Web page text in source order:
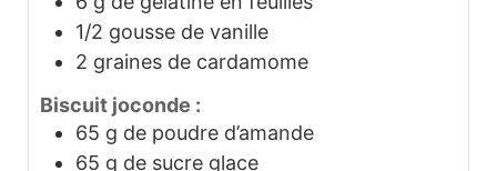
1/2 gousse de vanille
2 graines de cardamome
Biscuit joconde :
65 g de poudre d’amande
65 g de sucre glace